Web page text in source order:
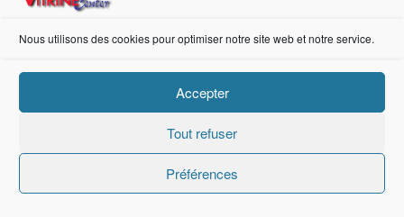
Nous utilisons des cookies pour optimiser notre site web et notre service.
Accepter
Tout refuser
Préférences
https://fr-fr.facebook.com/pages/category/Metal-Supplier/Vitrine-Center-1847745018840053/
Création de sites internet Advanced Informatique © 2021.